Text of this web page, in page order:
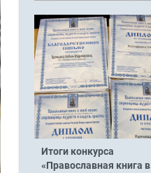
Итоги конкурса
«Православная книга в